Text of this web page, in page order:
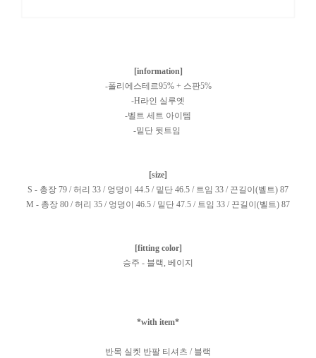
[information]
-폴리에스테르95% + 스판5%
-H라인 실루엣
-벨트 세트 아이템
-밑단 뒷트임
[size]
S - 총장 79 / 허리 33 / 엉덩이 44.5 / 밑단 46.5 / 트임 33 / 끈길이(벨트) 87
M - 총장 80 / 허리 35 / 엉덩이 46.5 / 밑단 47.5 / 트임 33 / 끈길이(벨트) 87
[fitting color]
승주 - 블랙, 베이지
*with item*
반목 실켓 반팔 티셔츠 / 블랙